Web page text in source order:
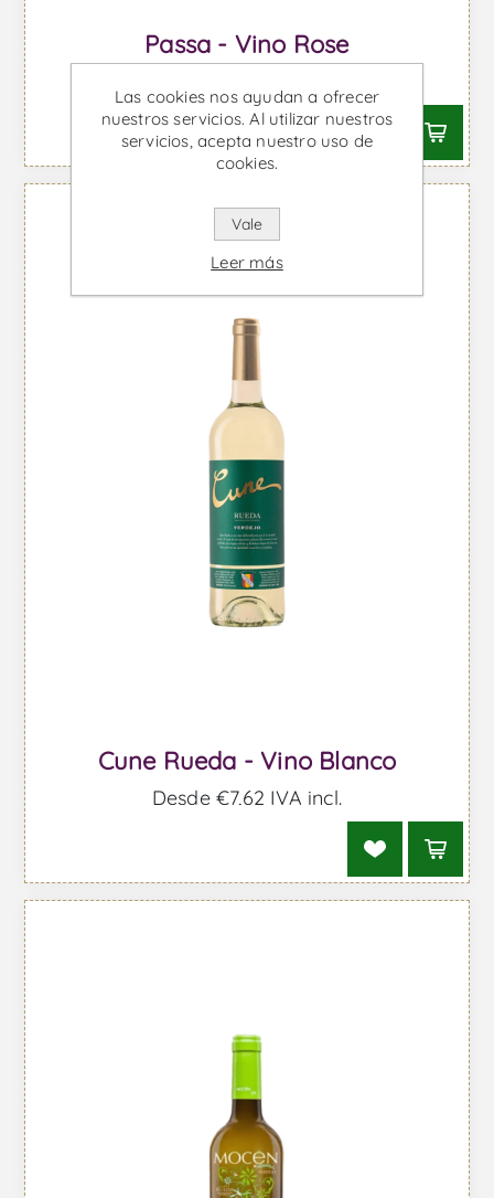
Passa - Vino Rose
Cune Rueda - Vino Blanco
Desde €7,62 IVA incl.
Las cookies nos ayudan a ofrecer
nuestros servicios. Al utilizar nuestros
servicios, acepta nuestro uso de
cookies.
Vale
Leer más